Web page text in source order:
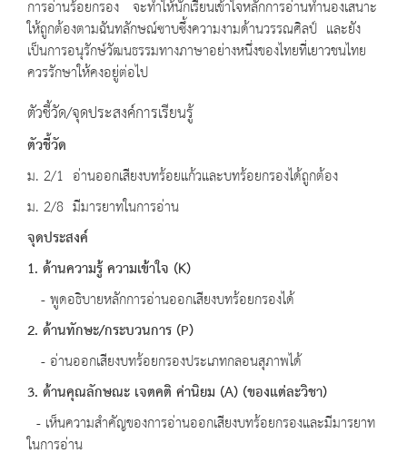
การอ่านร้อยกรอง จะทำให้นักเรียนเข้าใจหลักการอ่านทำนองเสนาะ
ให้ถูกต้องตามฉันทลักษณ์ซาบซึ้งความงามด้านวรรณศิลป์ และยัง
เป็นการอนุรักษ์วัฒนธรรมทางภาษาอย่างหนึ่งของไทยที่เยาวชนไทย
ควรรักษาให้คงอยู่ต่อไป
ตัวชี้วัด/จุดประสงค์การเรียนรู้
ตัวชี้วัด
ม. 2/1 อ่านออกเสียงบทร้อยแก้วและบทร้อยกรองได้ถูกต้อง
ม. 2/8 มีมารยาทในการอ่าน
จุดประสงค์
1. ด้านความรู้ ความเข้าใจ (K)
- พูดอธิบายหลักการอ่านออกเสียงบทร้อยกรองได้
2. ด้านทักษะ/กระบวนการ (P)
- อ่านออกเสียงบทร้อยกรองประเภทกลอนสุภาพได้
3. ด้านคุณลักษณะ เจตคติ ค่านิยม (A) (ของแต่ละวิชา)
- เห็นความสำคัญของการอ่านออกเสียงบทร้อยกรองและมีมารยาท
ในการอ่าน